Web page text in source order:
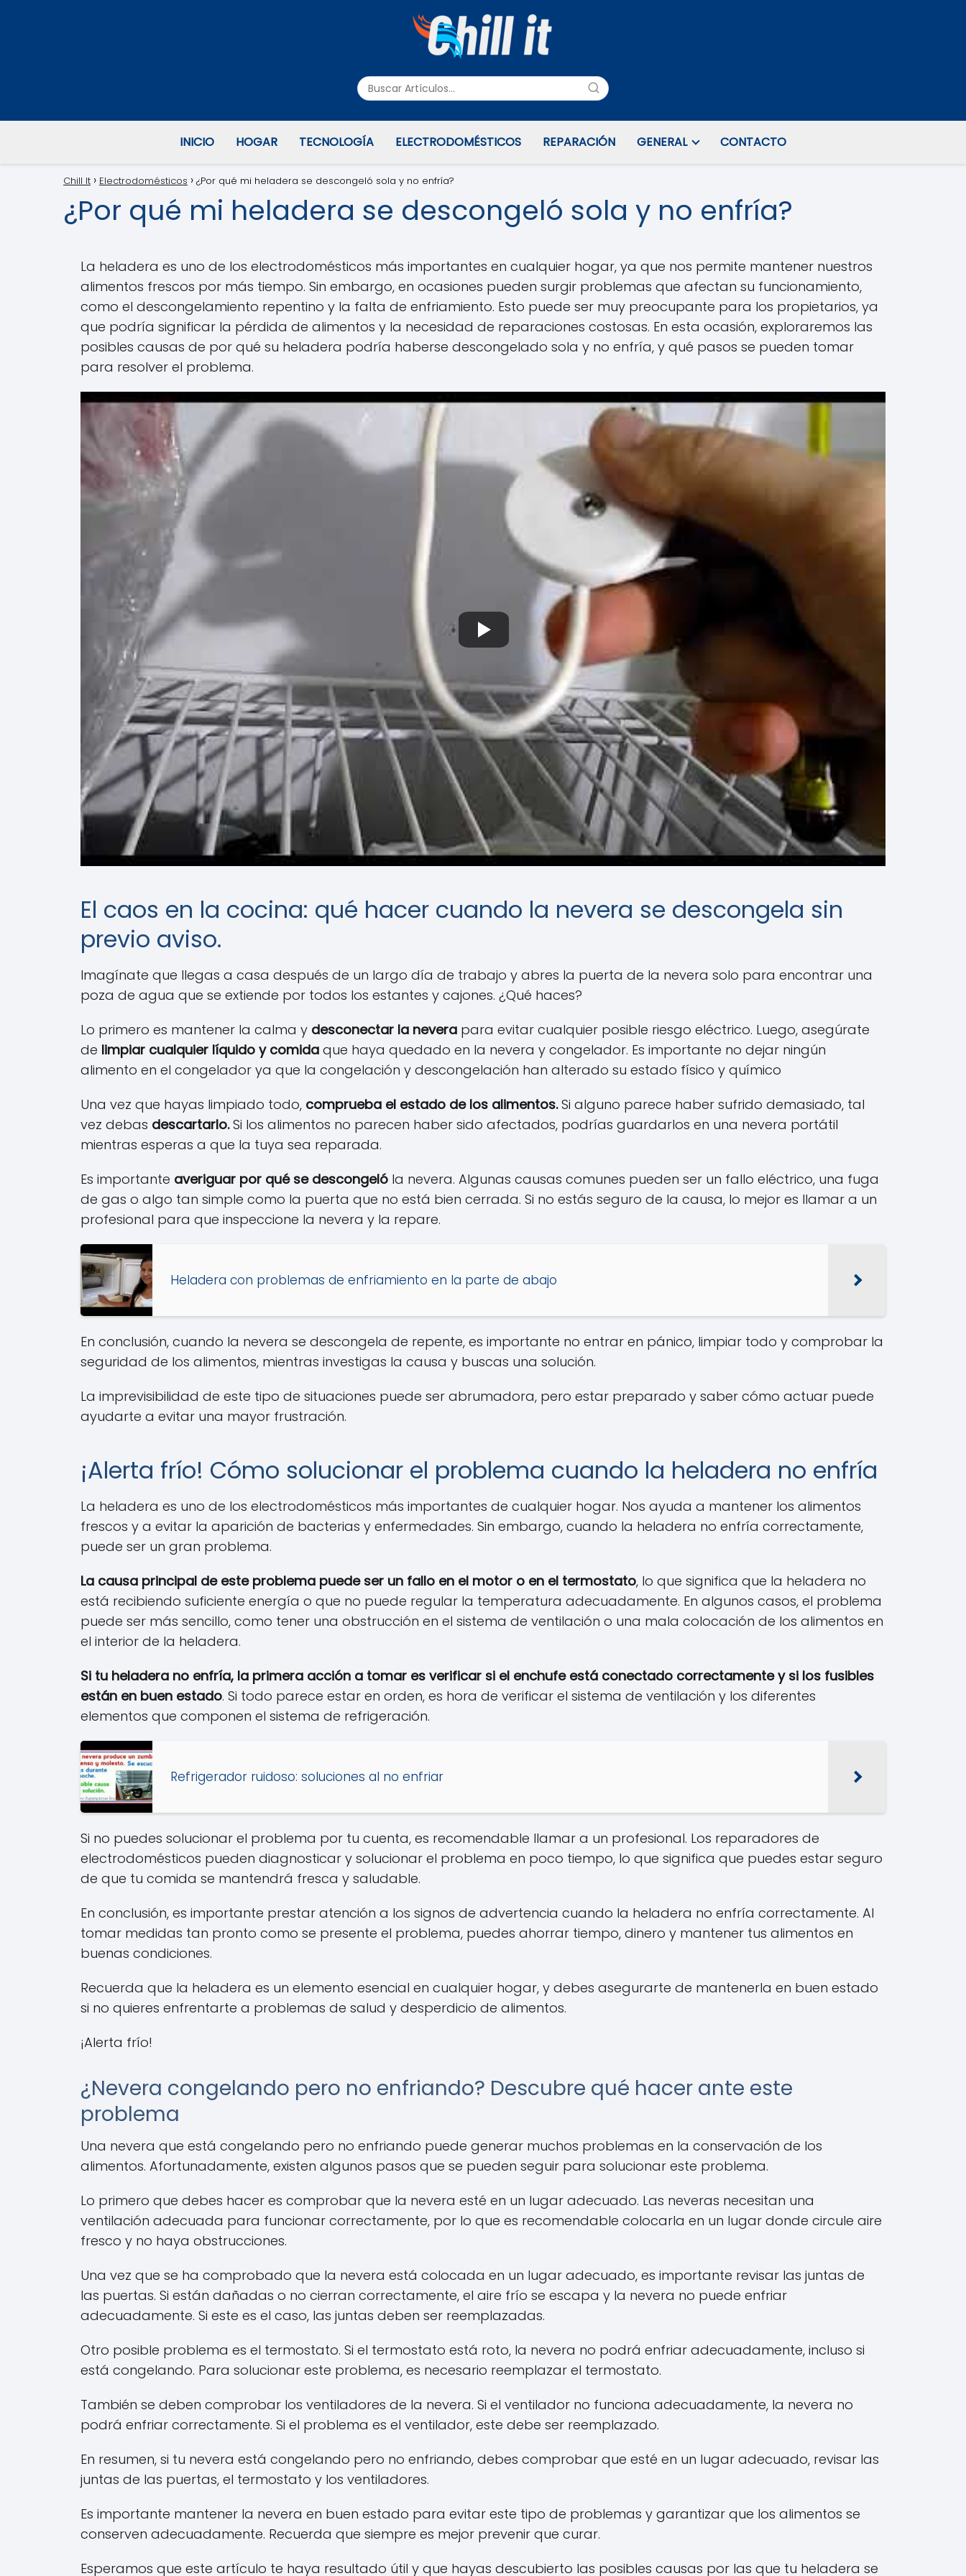
INICIO HOGAR TECNOLOGÍA ELECTRODOMÉSTICOS REPARACIÓN GENERAL CONTACTO
Chill It Electrodomésticos ¿Por qué mi heladera se descongeló sola y no enfría?
¿Por qué mi heladera se descongeló sola y no enfría?
La heladera es uno de los electrodomésticos más importantes en cualquier hogar, ya que nos permite mantener nuestros
alimentos frescos por más tiempo. Sin embargo, en ocasiones pueden surgir problemas que afectan su funcionamiento,
como el descongelamiento repentino y la falta de enfriamiento. Esto puede ser muy preocupante para los propietarios, ya
que podría significar la pérdida de alimentos y la necesidad de reparaciones costosas. En esta ocasión, exploraremos las
posibles causas de por qué su heladera podría haberse descongelado sola y no enfría, y qué pasos se pueden tomar
para resolver el problema.
El caos en la cocina: qué hacer cuando la nevera se descongela sin
previo aviso.
Imagínate que llegas a casa después de un largo día de trabajo y abres la puerta de la nevera solo para encontrar una
poza de agua que se extiende por todos los estantes y cajones. ¿Qué haces?
Lo primero es mantener la calma y desconectar la nevera para evitar cualquier posible riesgo eléctrico. Luego, asegúrate
de limpiar cualquier líquido y comida que haya quedado en la nevera y congelador. Es importante no dejar ningún
alimento en el congelador ya que la congelación y descongelación han alterado su estado físico y químico
Una vez que hayas limpiado todo, comprueba el estado de los alimentos.Si alguno parece haber sufrido demasiado, tal
vez debas descartarlo.Si los alimentos no parecen haber sido afectados, podrías guardarlos en una nevera portátil
mientras esperas a que la tuya sea reparada.
Es importante averiguar por qué se descongeló la nevera. Algunas causas comunes pueden ser un fallo eléctrico, una fuga
de gas o algo tan simple como la puerta que no está bien cerrada. Si no estás seguro de la causa, lo mejor es llamar a un
profesional para que inspeccione la nevera y la repare.
Heladera con problemas de enfriamiento en la parte de abajo
En conclusión, cuando la nevera se descongela de repente, es importante no entrar en pánico, limpiar todo y comprobar la
seguridad de los alimentos, mientras investigas la causa y buscas una solución.
La imprevisibilidad de este tipo de situaciones puede ser abrumadora, pero estar preparado y saber cómo actuar puede
ayudarte a evitar una mayor frustración.
¡Alerta frío! Cómo solucionar el problema cuando la heladera no enfría
La heladera es uno de los electrodomésticos más importantes de cualquier hogar. Nos ayuda a mantener los alimentos
frescos y a evitar la aparición de bacterias y enfermedades. Sin embargo, cuando la heladera no enfría correctamente,
puede ser un gran problema.
La causa principal de este problema puede ser un fallo en el motor o en el termostato, lo que significa que la heladera no
está recibiendo suficiente energía o que no puede regular la temperatura adecuadamente. En algunos casos, el problema
puede ser más sencillo, como tener una obstrucción en el sistema de ventilación o una mala colocación de los alimentos en
el interior de la heladera.
Si tu heladera no enfría, la primera acción a tomar es verificar si el enchufe está conectado correctamente y si los fusibles
están en buen estado. Si todo parece estar en orden, es hora de verificar el sistema de ventilación y los diferentes
elementos que componen el sistema de refrigeración.
Refrigerador ruidoso: soluciones al no enfriar
Si no puedes solucionar el problema por tu cuenta, es recomendable llamar a un profesional. Los reparadores de
electrodomésticos pueden diagnosticar y solucionar el problema en poco tiempo, lo que significa que puedes estar seguro
de que tu comida se mantendrá fresca y saludable.
En conclusión, es importante prestar atención a los signos de advertencia cuando la heladera no enfría correctamente. Al
tomar medidas tan pronto como se presente el problema, puedes ahorrar tiempo, dinero y mantener tus alimentos en
buenas condiciones.
Recuerda que la heladera es un elemento esencial en cualquier hogar, y debes asegurarte de mantenerla en buen estado
si no quieres enfrentarte a problemas de salud y desperdicio de alimentos.
¡Alerta frío!
¿Nevera congelando pero no enfriando? Descubre qué hacer ante este
problema
Una nevera que está congelando pero no enfriando puede generar muchos problemas en la conservación de los
alimentos. Afortunadamente, existen algunos pasos que se pueden seguir para solucionar este problema.
Lo primero que debes hacer es comprobar que la nevera esté en un lugar adecuado. Las neveras necesitan una
ventilación adecuada para funcionar correctamente, por lo que es recomendable colocarla en un lugar donde circule aire
fresco y no haya obstrucciones.
Una vez que se ha comprobado que la nevera está colocada en un lugar adecuado, es importante revisar las juntas de
las puertas. Si están dañadas o no cierran correctamente, el aire frío se escapa y la nevera no puede enfriar
adecuadamente. Si este es el caso, las juntas deben ser reemplazadas.
Otro posible problema es el termostato. Si el termostato está roto, la nevera no podrá enfriar adecuadamente, incluso si
está congelando. Para solucionar este problema, es necesario reemplazar el termostato.
También se deben comprobar los ventiladores de la nevera. Si el ventilador no funciona adecuadamente, la nevera no
podrá enfriar correctamente. Si el problema es el ventilador, este debe ser reemplazado.
En resumen, si tu nevera está congelando pero no enfriando, debes comprobar que esté en un lugar adecuado, revisar las
juntas de las puertas, el termostato y los ventiladores.
Es importante mantener la nevera en buen estado para evitar este tipo de problemas y garantizar que los alimentos se
conserven adecuadamente. Recuerda que siempre es mejor prevenir que curar.
Esperamos que este artículo te haya resultado útil y que hayas descubierto las posibles causas por las que tu heladera se